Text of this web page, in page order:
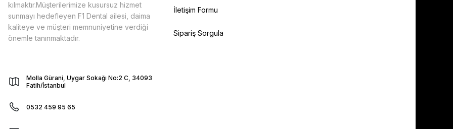
kılmaktır.Müşterilerimize kusursuz hizmet
sunmayı hedefleyen F1 Dental ailesi, daima
kaliteye ve müşteri memnuniyetine verdiği
önemle tanınmaktadır.
Molla Gürani, Uygar Sokağı No:2 C, 34093
Fatih/İstanbul
0532 459 95 65
İletişim Formu
Sipariş Sorgula